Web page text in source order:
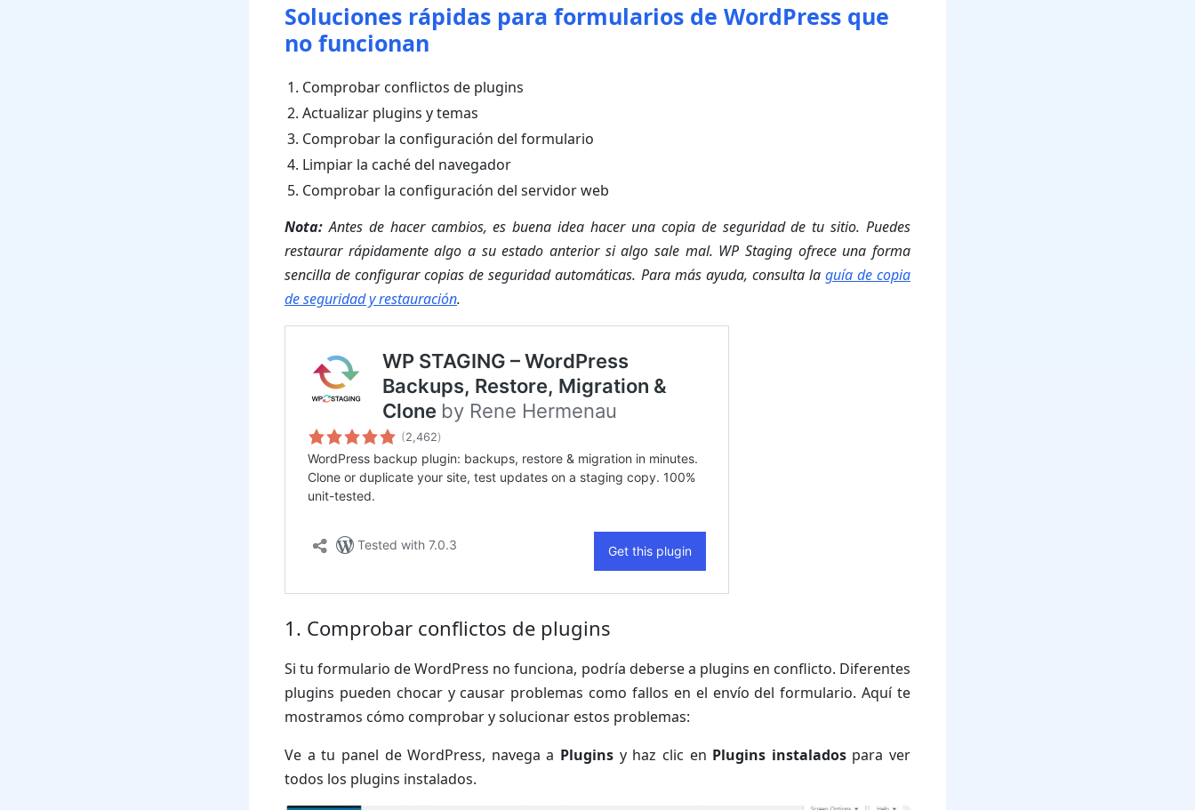
Soluciones rápidas para formularios de WordPress que
no funcionan
Comprobar conflictos de plugins
Actualizar plugins y temas
Comprobar la configuración del formulario
Limpiar la caché del navegador
Comprobar la configuración del servidor web
Nota: Antes de hacer cambios, es buena idea hacer una copia de seguridad de tu sitio. Puedes
restaurar rápidamente algo a su estado anterior si algo sale mal. WP Staging ofrece una forma
sencilla de configurar copias de seguridad automáticas. Para más ayuda, consulta la guía de copia
de seguridad y restauración.
1. Comprobar conflictos de plugins
Si tu formulario de WordPress no funciona, podría deberse a plugins en conflicto. Diferentes
plugins pueden chocar y causar problemas como fallos en el envío del formulario. Aquí te
mostramos cómo comprobar y solucionar estos problemas:
Ve a tu panel de WordPress, navega a Plugins y haz clic en Plugins instaladospara ver
todos los plugins instalados.